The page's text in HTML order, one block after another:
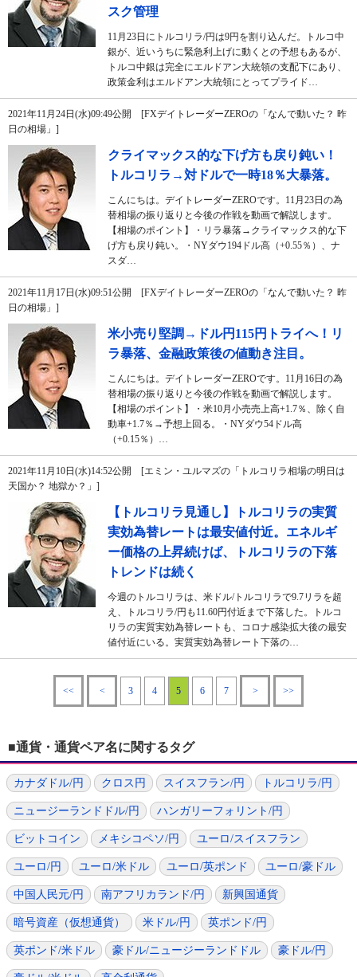
スク管理
11月23日にトルコリラ/円は9円を割り込んだ。トルコ中
銀が、近いうちに緊急利上げに動くとの予想もあるが、
トルコ中銀は完全にエルドアン大統領の支配下にあり、
政策金利はエルドアン大統領にとってプライド…
2021年11月24日(水)09:49公開 [FXデイトレーダーZEROの「なんで動いた？ 昨
日の相場」]
クライマックス的な下げ方も戻り鈍い！
トルコリラ→対ドルで一時18％大暴落。
こんにちは。デイトレーダーZEROです。11月23日の為
替相場の振り返りと今後の作戦を動画で解説します。
【相場のポイント】・リラ暴落→クライマックス的な下
げ方も戻り鈍い。・NYダウ194ドル高（+0.55％）、ナ
スダ…
2021年11月17日(水)09:51公開 [FXデイトレーダーZEROの「なんで動いた？ 昨
日の相場」]
米小売り堅調→ドル円115円トライへ！リ
ラ暴落、金融政策後の値動き注目。
こんにちは。デイトレーダーZEROです。11月16日の為
替相場の振り返りと今後の作戦を動画で解説します。
【相場のポイント】・米10月小売売上高+1.7％、除く自
動車+1.7％→予想上回る。・NYダウ54ドル高
（+0.15％）…
2021年11月10日(水)14:52公開 [エミン・ユルマズの「トルコリラ相場の明日は
天国か？ 地獄か？」]
【トルコリラ見通し】トルコリラの実質
実効為替レートは最安値付近。エネルギ
ー価格の上昇続けば、トルコリラの下落
トレンドは続く
今週のトルコリラは、米ドル/トルコリラで9.7リラを超
え、トルコリラ/円も11.60円付近まで下落した。トルコ
リラの実質実効為替レートも、コロナ感染拡大後の最安
値付近にいる。実質実効為替レート下落の…
<< < 3 4 5 6 7 > >>
■通貨・通貨ペア名に関するタグ
カナダドル/円 クロス円 スイスフラン/円 トルコリラ/円
ニュージーランドドル/円 ハンガリーフォリント/円
ビットコイン メキシコペソ/円 ユーロ/スイスフラン
ユーロ/円 ユーロ/米ドル ユーロ/英ポンド ユーロ/豪ドル
中国人民元/円 南アフリカランド/円 新興国通貨
暗号資産（仮想通貨） 米ドル/円 英ポンド/円
英ポンド/米ドル 豪ドル/ニュージーランドドル 豪ドル/円